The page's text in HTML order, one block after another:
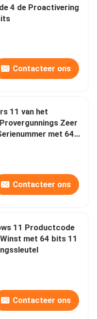
4 de Proactivering
Contacteer ons
11 van het
Zeer
met 64
Contacteer ons
met 64 bits 11
Contacteer ons